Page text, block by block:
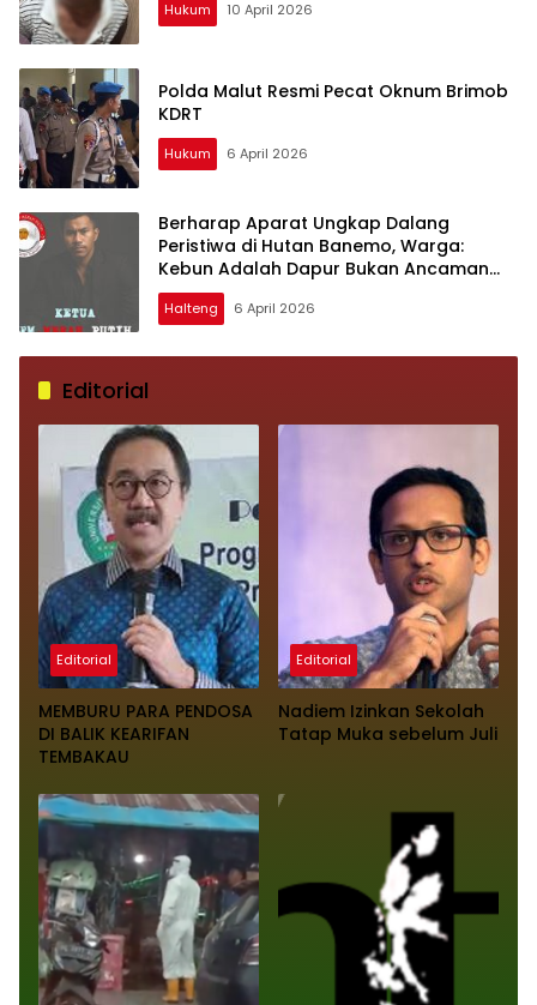
Hukum 10 April 2026
Polda Malut Resmi Pecat Oknum Brimob
KDRT
Hukum 6 April 2026
Berharap Aparat Ungkap Dalang
Peristiwa di Hutan Banemo, Warga:
Kebun Adalah Dapur Bukan Ancaman
Nyawa
Halteng 6 April 2026
Editorial
Editorial
MEMBURU PARA PENDOSA
DI BALIK KEARIFAN
TEMBAKAU
Editorial
Nadiem Izinkan Sekolah
Tatap Muka sebelum Juli